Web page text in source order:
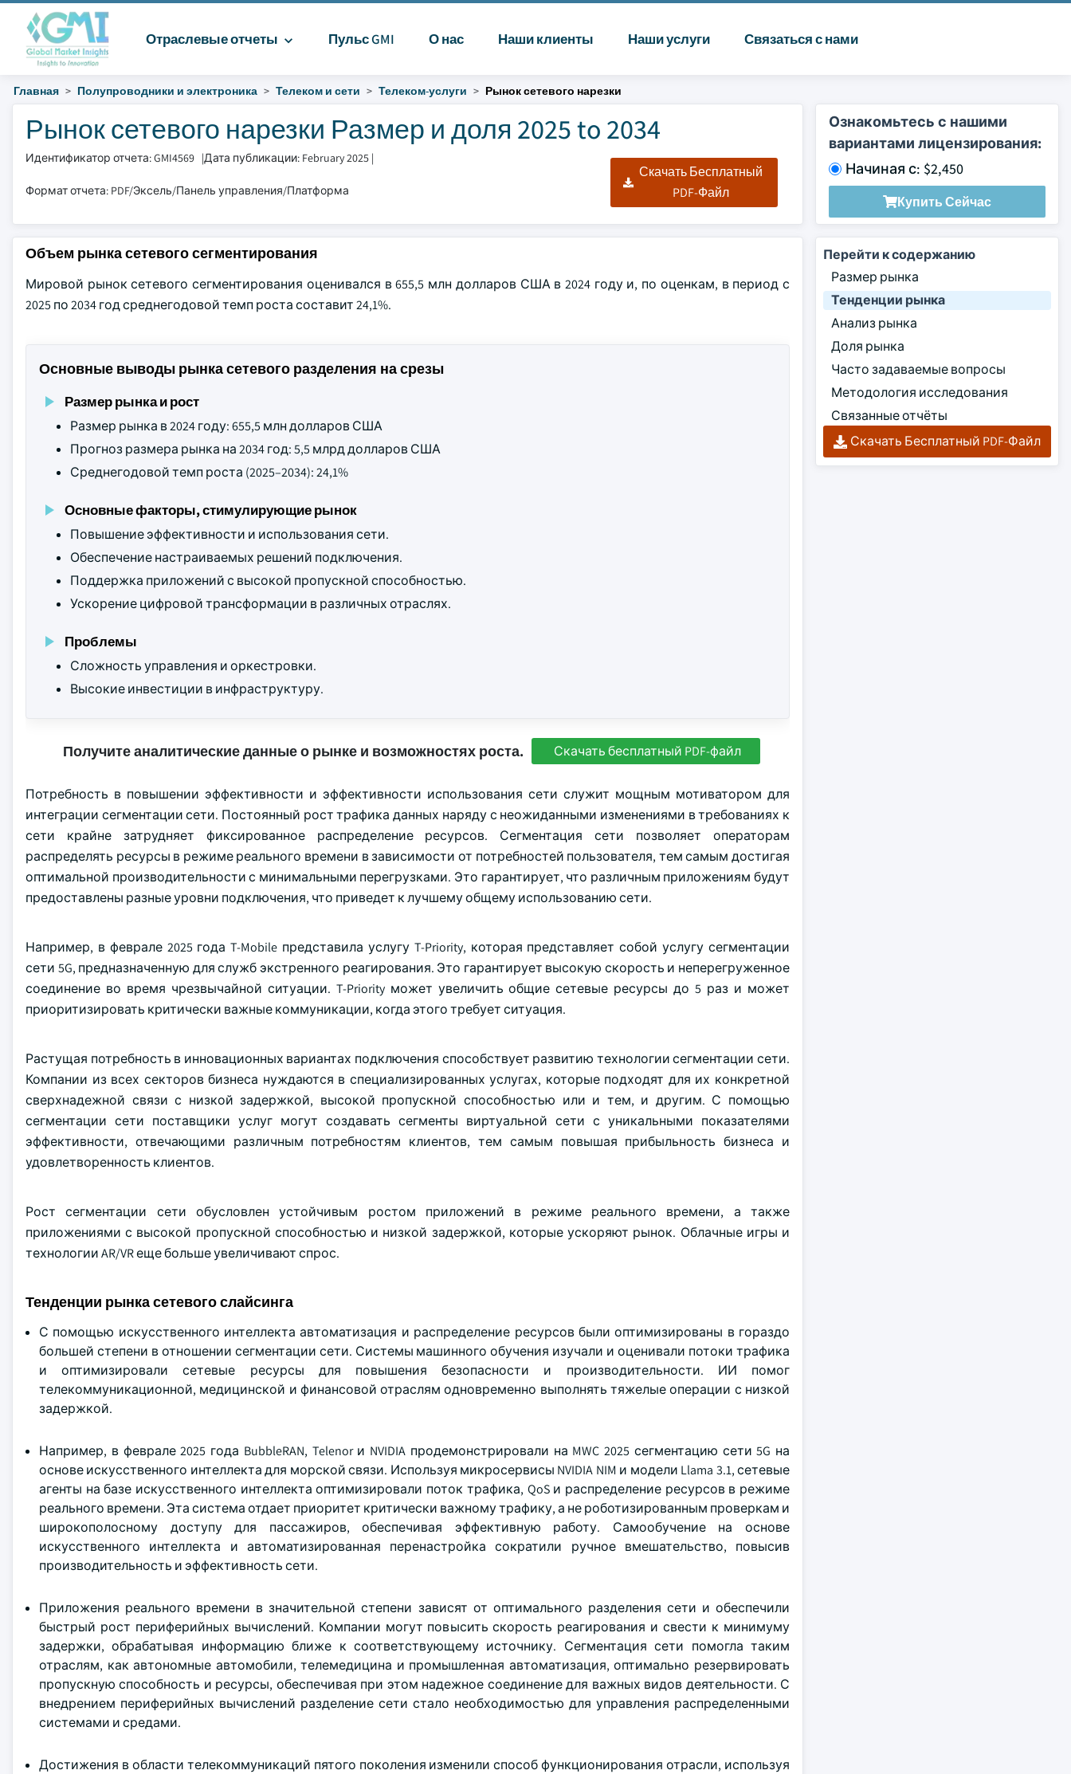
Отраслевые отчеты Пульс GMI О нас Наши клиенты Наши услуги Связаться с нами
Главная Полупроводники и электроника Телеком и сети Телеком-услуги Рынок сетевого нарезки
Рынок сетевого нарезки Размер и доля 2025 to 2034
Идентификатор отчета: GMI4569 |Дата публикации: February 2025 |
Формат отчета: PDF/Эксель/Панель управления/Платформа
Скачать Бесплатный
PDF-Файл
Ознакомьтесь с нашими
вариантами лицензирования:
Начиная с: $2,450
Купить Сейчас
Объем рынка сетевого сегментирования
Мировой рынок сетевого сегментирования оценивался в 655,5 млн долларов США в 2024 году и, по оценкам, в период с
2025 по 2034 год среднегодовой темп роста составит 24,1%.
Основные выводы рынка сетевого разделения на срезы
Размер рынка и рост
Размер рынка в 2024 году: 655,5 млн долларов США
Прогноз размера рынка на 2034 год: 5,5 млрд долларов США
Среднегодовой темп роста (2025–2034): 24,1%
Основные факторы, стимулирующие рынок
Повышение эффективности и использования сети.
Обеспечение настраиваемых решений подключения.
Поддержка приложений с высокой пропускной способностью.
Ускорение цифровой трансформации в различных отраслях.
Проблемы
Сложность управления и оркестровки.
Высокие инвестиции в инфраструктуру.
Получите аналитические данные о рынке и возможностях роста. Скачать бесплатный PDF-файл
Потребность в повышении эффективности и эффективности использования сети служит мощным мотиватором для
интеграции сегментации сети. Постоянный рост трафика данных наряду с неожиданными изменениями в требованиях к
сети крайне затрудняет фиксированное распределение ресурсов. Сегментация сети позволяет операторам
распределять ресурсы в режиме реального времени в зависимости от потребностей пользователя, тем самым достигая
оптимальной производительности с минимальными перегрузками. Это гарантирует, что различным приложениям будут
предоставлены разные уровни подключения, что приведет к лучшему общему использованию сети.
Например, в феврале 2025 года T-Mobile представила услугу T-Priority, которая представляет собой услугу сегментации
сети 5G, предназначенную для служб экстренного реагирования. Это гарантирует высокую скорость и неперегруженное
соединение во время чрезвычайной ситуации. T-Priority может увеличить общие сетевые ресурсы до 5 раз и может
приоритизировать критически важные коммуникации, когда этого требует ситуация.
Растущая потребность в инновационных вариантах подключения способствует развитию технологии сегментации сети.
Компании из всех секторов бизнеса нуждаются в специализированных услугах, которые подходят для их конкретной
сверхнадежной связи с низкой задержкой, высокой пропускной способностью или и тем, и другим. С помощью
сегментации сети поставщики услуг могут создавать сегменты виртуальной сети с уникальными показателями
эффективности, отвечающими различным потребностям клиентов, тем самым повышая прибыльность бизнеса и
удовлетворенность клиентов.
Рост сегментации сети обусловлен устойчивым ростом приложений в режиме реального времени, а также
приложениями с высокой пропускной способностью и низкой задержкой, которые ускоряют рынок. Облачные игры и
технологии AR/VR еще больше увеличивают спрос.
Тенденции рынка сетевого слайсинга
С помощью искусственного интеллекта автоматизация и распределение ресурсов были оптимизированы в гораздо
большей степени в отношении сегментации сети. Системы машинного обучения изучали и оценивали потоки трафика
и оптимизировали сетевые ресурсы для повышения безопасности и производительности. ИИ помог
телекоммуникационной, медицинской и финансовой отраслям одновременно выполнять тяжелые операции с низкой
задержкой.
Например, в феврале 2025 года BubbleRAN, Telenor и NVIDIA продемонстрировали на MWC 2025 сегментацию сети 5G на
основе искусственного интеллекта для морской связи. Используя микросервисы NVIDIA NIM и модели Llama 3.1, сетевые
агенты на базе искусственного интеллекта оптимизировали поток трафика, QoS и распределение ресурсов в режиме
реального времени. Эта система отдает приоритет критически важному трафику, а не роботизированным проверкам и
широкополосному доступу для пассажиров, обеспечивая эффективную работу. Самообучение на основе
искусственного интеллекта и автоматизированная перенастройка сократили ручное вмешательство, повысив
производительность и эффективность сети.
Приложения реального времени в значительной степени зависят от оптимального разделения сети и обеспечили
быстрый рост периферийных вычислений. Компании могут повысить скорость реагирования и свести к минимуму
задержки, обрабатывая информацию ближе к соответствующему источнику. Сегментация сети помогла таким
отраслям, как автономные автомобили, телемедицина и промышленная автоматизация, оптимально резервировать
пропускную способность и ресурсы, обеспечивая при этом надежное соединение для важных видов деятельности. С
внедрением периферийных вычислений разделение сети стало необходимостью для управления распределенными
системами и средами.
Достижения в области телекоммуникаций пятого поколения изменили способ функционирования отрасли, используя
Перейти к содержанию
Размер рынка
Тенденции рынка
Анализ рынка
Доля рынка
Часто задаваемые вопросы
Методология исследования
Связанные отчёты
Скачать Бесплатный PDF-Файл